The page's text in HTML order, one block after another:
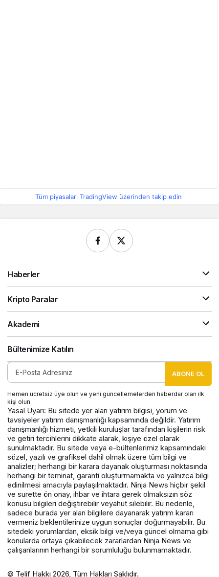
Tüm piyasaları TradingView üzerinden takip edin
Haberler
Kripto Paralar
Akademi
Bültenimize Katılın
ABONE OL
Hemen ücretsiz üye olun ve yeni güncellemelerden haberdar olan ilk
kişi olun.
Yasal Uyarı: Bu sitede yer alan yatırım bilgisi, yorum ve
tavsiyeler yatırım danışmanlığı kapsamında değildir. Yatırım
danışmanlığı hizmeti, yetkili kuruluşlar tarafından kişilerin risk
ve getiri tercihlerini dikkate alarak, kişiye özel olarak
sunulmaktadır. Bu sitede veya e-bültenlerimiz kapsamındaki
sözel, yazılı ve grafiksel dahil olmak üzere tüm bilgi ve
analizler; herhangi bir karara dayanak oluşturması noktasında
herhangi bir teminat, garanti oluşturmamakta ve yalnızca bilgi
edinilmesi amacıyla paylaşılmaktadır. Ninja News hiçbir şekil
ve surette ön onay, ihbar ve ihtara gerek olmaksızın söz
konusu bilgileri değiştirebilir veyahut silebilir. Bu nedenle,
sadece burada yer alan bilgilere dayanarak yatırım kararı
vermeniz beklentilerinize uygun sonuçlar doğurmayabilir. Bu
sitedeki yorumlardan, eksik bilgi ve/veya güncel olmama gibi
konularda ortaya çıkabilecek zararlardan Ninja News ve
çalışanlarının herhangi bir sorumluluğu bulunmamaktadır.
© Telif Hakkı 2026, Tüm Hakları Saklıdır.